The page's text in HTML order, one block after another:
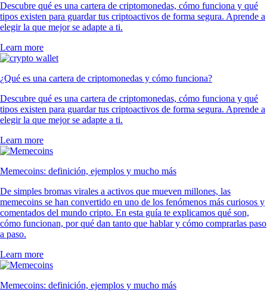
Descubre qué es una cartera de criptomonedas, cómo funciona y qué
tipos existen para guardar tus criptoactivos de forma segura. Aprende a
elegir la que mejor se adapte a ti.
Learn more
¿Qué es una cartera de criptomonedas y cómo funciona?
Descubre qué es una cartera de criptomonedas, cómo funciona y qué
tipos existen para guardar tus criptoactivos de forma segura. Aprende a
elegir la que mejor se adapte a ti.
Learn more
Memecoins: definición, ejemplos y mucho más
De simples bromas virales a activos que mueven millones, las
memecoins se han convertido en uno de los fenómenos más curiosos y
comentados del mundo cripto. En esta guía te explicamos qué son,
cómo funcionan, por qué dan tanto que hablar y cómo comprarlas paso
a paso.
Learn more
Memecoins: definición, ejemplos y mucho más